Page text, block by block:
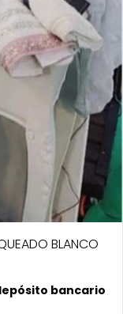
BLANCO
bancario